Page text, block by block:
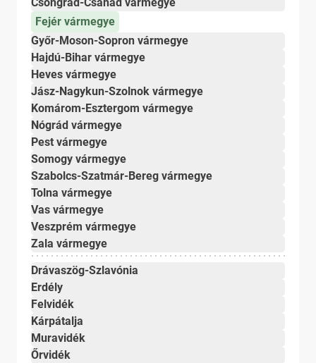
Fejér vármegye
Győr-Moson-Sopron vármegye
Hajdú-Bihar vármegye
Heves vármegye
Jász-Nagykun-Szolnok vármegye
Komárom-Esztergom vármegye
Nógrád vármegye
Pest vármegye
Somogy vármegye
Szabolcs-Szatmár-Bereg vármegye
Tolna vármegye
Vas vármegye
Veszprém vármegye
Zala vármegye
Drávaszög-Szlavónia
Erdély
Felvidék
Kárpátalja
Muravidék
Őrvidék